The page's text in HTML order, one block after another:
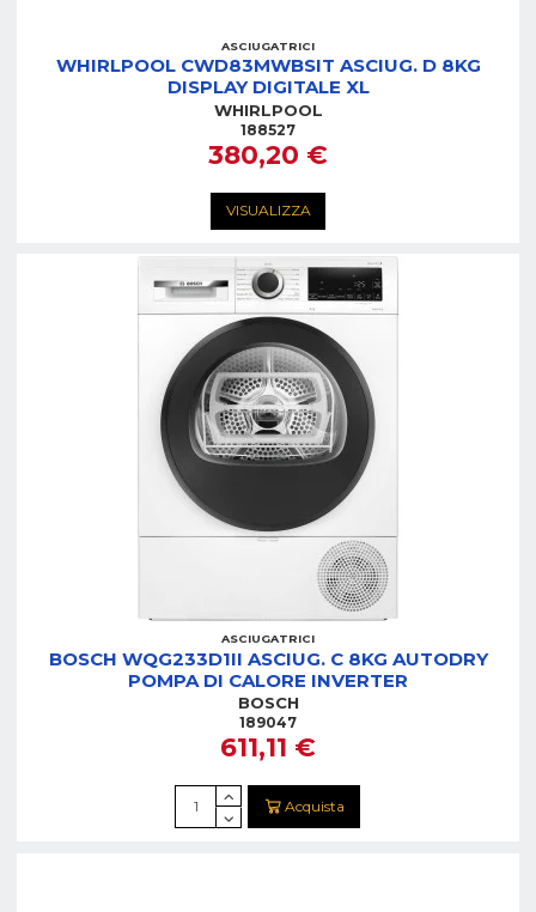
ASCIUGATRICI
WHIRLPOOL CWD83MWBSIT ASCIUG. D 8KG
DISPLAY DIGITALE XL
WHIRLPOOL
188527
380,20 €
VISUALIZZA
ASCIUGATRICI
BOSCH WQG233D1II ASCIUG. C 8KG AUTODRY
POMPA DI CALORE INVERTER
BOSCH
189047
611,11 €
Acquista